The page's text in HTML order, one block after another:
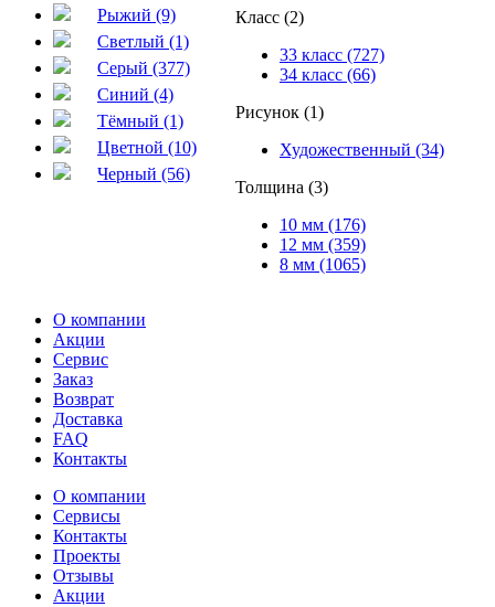
Рыжий (9)
Светлый (1)
Серый (377)
Синий (4)
Тёмный (1)
Цветной (10)
Черный (56)
Класс (2)
33 класс (727)
34 класс (66)
Рисунок (1)
Художественный (34)
Толщина (3)
10 мм (176)
12 мм (359)
8 мм (1065)
О компании
Акции
Сервис
Заказ
Возврат
Доставка
FAQ
Контакты
О компании
Сервисы
Контакты
Проекты
Отзывы
Акции